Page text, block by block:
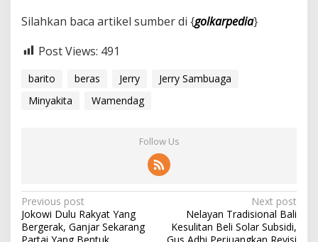
Silahkan baca artikel sumber di {golkarpedia}
Post Views: 491
barito beras Jerry
Jerry Sambuaga
Minyakita
Wamendag
Follow Us
P
o
Previous post
Jokowi Dulu Rakyat Yang
Bergerak, Ganjar Sekarang
Next post
Nelayan Tradisional Bali
Kesulitan Beli Solar Subsidi,